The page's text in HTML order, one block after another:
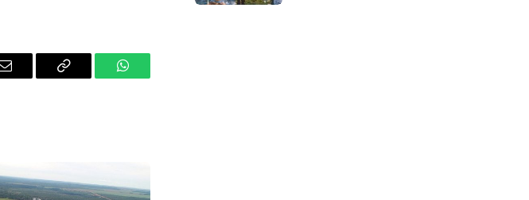
Email
Copy
WhatsApp